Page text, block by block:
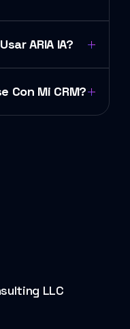
ARIA IA?
Con Mi CRM?
LLC